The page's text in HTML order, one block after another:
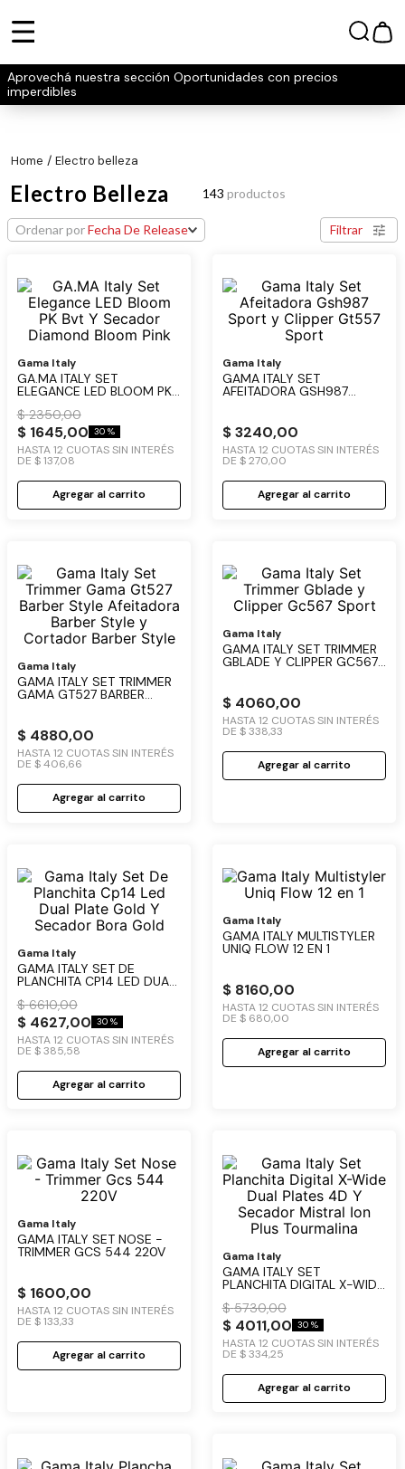
Aprovechá nuestra sección Oportunidades con precios
imperdibles
electro belleza
Electro Belleza 143 productos
Ordenar porFecha De Release Filtrar
Gama Italy
GA.MA ITALY SET
ELEGANCE LED BLOOM PK
BLOOM PINK
$ 2350,00
$ 1645,00 30 %
HASTA12 CUOTAS SIN INTERÉS
DE $ 137,08
Agregar al carrito
Gama Italy
GAMA ITALY SET
AFEITADORA GSH987
$ 3240,00
HASTA12 CUOTAS SIN INTERÉS
DE $ 270,00
Agregar al carrito
Gama Italy
GAMA ITALY SET TRIMMER
GAMA GT527 BARBER
BARBER STYLE
$ 4880,00
HASTA12 CUOTAS SIN INTERÉS
DE $ 406,66
Agregar al carrito
Gama Italy
GAMA ITALY SET TRIMMER
GBLADE Y CLIPPER GC567
$ 4060,00
HASTA12 CUOTAS SIN INTERÉS
DE $ 338,33
Agregar al carrito
Gama Italy
GAMA ITALY SET DE
PLANCHITA CP14 LED DUAL
BORA GOLD
$ 6610,00
$ 4627,00 30 %
HASTA12 CUOTAS SIN INTERÉS
DE $ 385,58
Agregar al carrito
Gama Italy
GAMA ITALY MULTISTYLER
UNIQ FLOW 12 EN 1
$ 8160,00
HASTA12 CUOTAS SIN INTERÉS
DE $ 680,00
Agregar al carrito
Gama Italy
GAMA ITALY SET NOSE -
TRIMMER GCS 544 220V
$ 1600,00
HASTA12 CUOTAS SIN INTERÉS
DE $ 133,33
Agregar al carrito
Gama Italy
GAMA ITALY SET
PLANCHITA DIGITAL X-WIDE
SECADOR MISTRAL ION
PLUS TOURMALINA
$ 5730,00
$ 4011,00 30 %
HASTA12 CUOTAS SIN INTERÉS
DE $ 334,25
Agregar al carrito